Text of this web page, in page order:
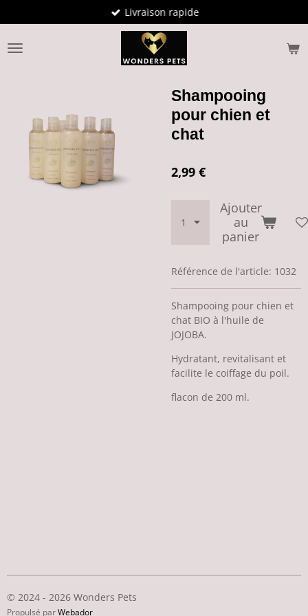
au
contenu
principal
Livraison rapide
Shampooing
pour chien et
chat
2,99 €
Ajouter
au
panier
Référence de l'article: 1032
Shampooing pour chien et
chat BIO à l'huile de
JOJOBA.
Hydratant, revitalisant et
facilite le coiffage du poil.
flacon de 200 ml.
© 2024 - 2026 Wonders Pets
Propulsé par Webador